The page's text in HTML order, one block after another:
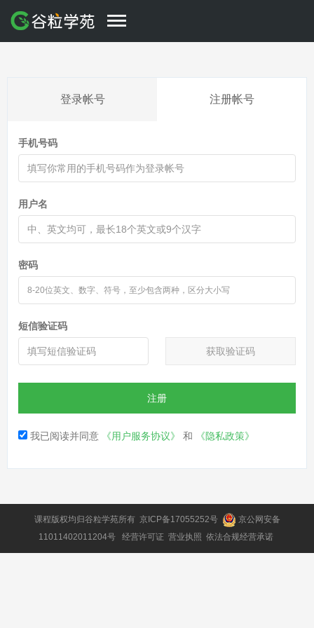
登录帐号 注册帐号
手机号码
用户名
密码
短信验证码
获取验证码
注册
我已阅读并同意 《用户服务协议》 和 《隐私政策》
课程版权均归谷粒学苑所有 京ICP备17055252号
京公网安备
11011402011204号
经营许可证 营业执照 依法合规经营承诺